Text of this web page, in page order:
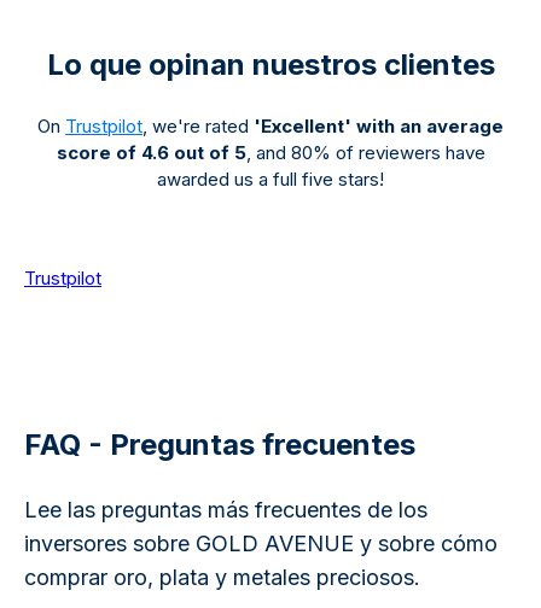
Lo que opinan nuestros clientes
On Trustpilot , we're rated 'Excellent' with an average
score of 4.6 out of 5, and 80% of reviewers have
awarded us a full five stars!
Trustpilot
FAQ - Preguntas frecuentes
Lee las preguntas más frecuentes de los
inversores sobre GOLD AVENUE y sobre cómo
comprar oro, plata y metales preciosos.